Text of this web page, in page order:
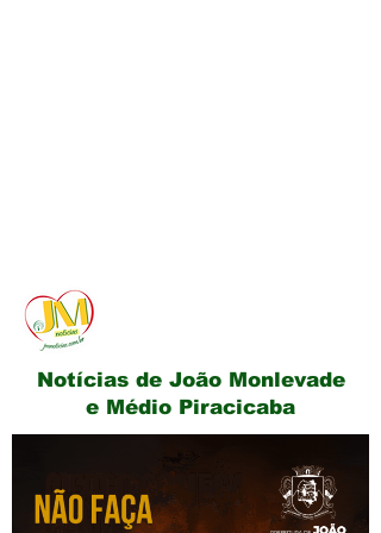
Notícias de João Monlevade
e Médio Piracicaba